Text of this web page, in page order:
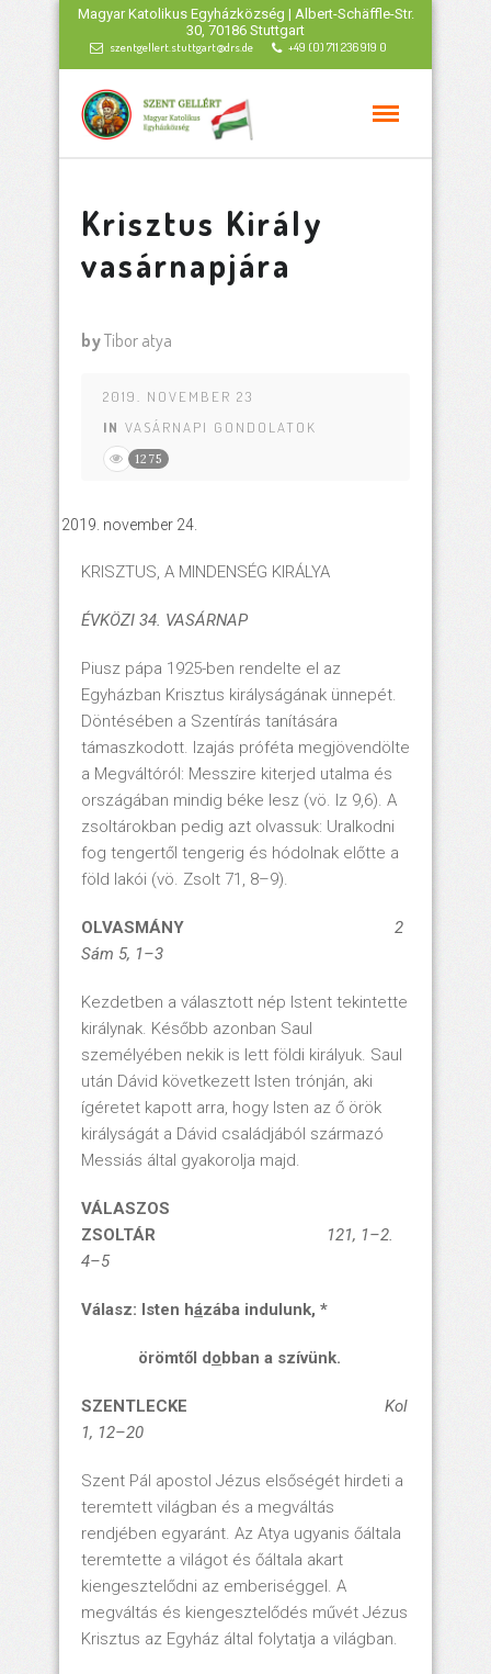
Magyar Katolikus Egyházközség | Albert-Schäffle-Str.
30, 70186 Stuttgart
szentgellert.stuttgart@drs.de +49 (0) 711 236 919 0
Krisztus Király
vasárnapjára
byTibor atya
2019. NOVEMBER 23
IN VASÁRNAPI GONDOLATOK
1275
november 24.
KRISZTUS, A MINDENSÉG KIRÁLYA
ÉVKÖZI 34. VASÁRNAP
Piusz pápa 1925-ben rendelte el az
Egyházban Krisztus királyságának ünnepét.
Döntésében a Szentírás tanítására
támaszkodott. Izajás próféta megjövendölte
a Megváltóról: Messzire kiterjed utalma és
országában mindig béke lesz (vö. Iz 9,6). A
zsoltárokban pedig azt olvassuk: Uralkodni
fog tengertől tengerig és hódolnak előtte a
föld lakói (vö. Zsolt 71, 8–9).
OLVASMÁNY
2
Sám 5, 1–3
Kezdetben a választott nép Istent tekintette
királynak. Később azonban Saul
személyében nekik is lett földi királyuk. Saul
után Dávid következett Isten trónján, aki
ígéretet kapott arra, hogy Isten az ő örök
királyságát a Dávid családjából származó
Messiás által gyakorolja majd.
VÁLASZOS
ZSOLTÁR
121, 1–2.
4–5
Válasz: Isten házába indulunk, *
örömtől dobban a szívünk.
SZENTLECKE
Kol
1, 12–20
Szent Pál apostol Jézus elsőségét hirdeti a
teremtett világban és a megváltás
rendjében egyaránt. Az Atya ugyanis őáltala
teremtette a világot és őáltala akart
kiengesztelődni az emberiséggel. A
megváltás és kiengesztelődés művét Jézus
Krisztus az Egyház által folytatja a világban.